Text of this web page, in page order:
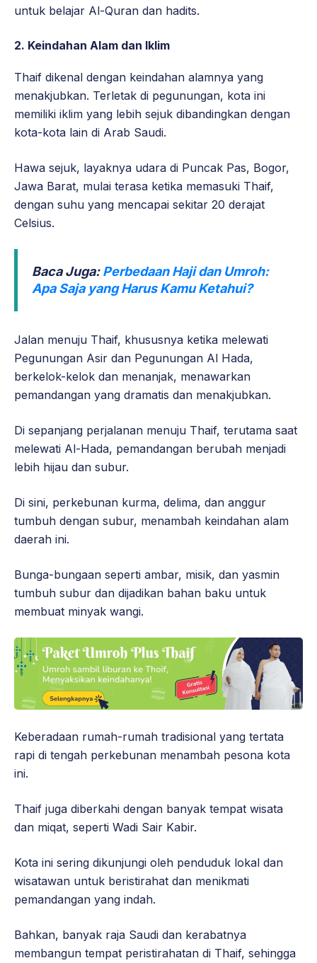
untuk belajar Al-Quran dan hadits.
2. Keindahan Alam dan Iklim
Thaif dikenal dengan keindahan alamnya yang
menakjubkan. Terletak di pegunungan, kota ini
memiliki iklim yang lebih sejuk dibandingkan dengan
kota-kota lain di Arab Saudi.
Hawa sejuk, layaknya udara di Puncak Pas, Bogor,
Jawa Barat, mulai terasa ketika memasuki Thaif,
dengan suhu yang mencapai sekitar 20 derajat
Celsius.
Baca Juga:Perbedaan Haji dan Umroh:
Apa Saja yang Harus Kamu Ketahui?
Jalan menuju Thaif, khususnya ketika melewati
Pegunungan Asir dan Pegunungan Al Hada,
berkelok-kelok dan menanjak, menawarkan
pemandangan yang dramatis dan menakjubkan.
Di sepanjang perjalanan menuju Thaif, terutama saat
melewati Al-Hada, pemandangan berubah menjadi
lebih hijau dan subur.
Di sini, perkebunan kurma, delima, dan anggur
tumbuh dengan subur, menambah keindahan alam
daerah ini.
Bunga-bungaan seperti ambar, misik, dan yasmin
tumbuh subur dan dijadikan bahan baku untuk
membuat minyak wangi.
Keberadaan rumah-rumah tradisional yang tertata
rapi di tengah perkebunan menambah pesona kota
ini.
Thaif juga diberkahi dengan banyak tempat wisata
dan miqat, seperti Wadi Sair Kabir.
Kota ini sering dikunjungi oleh penduduk lokal dan
wisatawan untuk beristirahat dan menikmati
pemandangan yang indah.
Bahkan, banyak raja Saudi dan kerabatnya
membangun tempat peristirahatan di Thaif, sehingga